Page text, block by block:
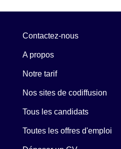
Contactez-nous
A propos
Notre tarif
Nos sites de codiffusion
Tous les candidats
Toutes les offres d'emploi